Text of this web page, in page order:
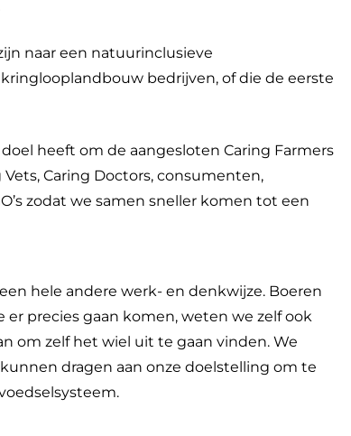
naar een natuurinclusieve
bedrijven, of die de eerste
heeft om de aangesloten Caring Farmers
Caring Doctors, consumenten,
zodat we samen sneller komen tot een
hele andere werk- en denkwijze. Boeren
precies gaan komen, weten we zelf ook
om zelf het wiel uit te gaan vinden. We
dragen aan onze doelstelling om te